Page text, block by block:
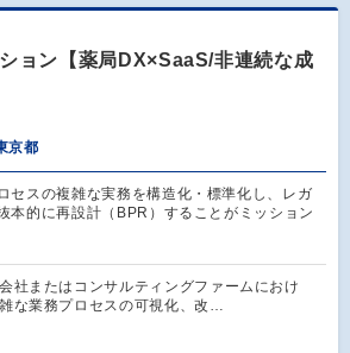
ョン【薬局DX×SaaS/非連続な成
京都
セスの複雑な実務を構造化・標準化し、レガ
本的に再設計（BPR）することがミッション
会社またはコンサルティングファームにおけ
な業務プロセスの可視化、改…